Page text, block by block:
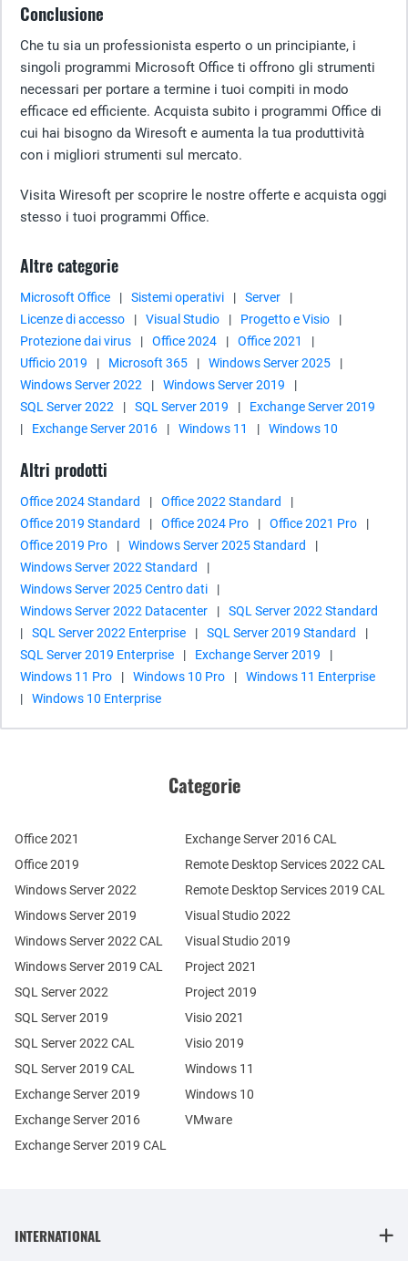
Conclusione
Che tu sia un professionista esperto o un principiante, i
singoli programmi Microsoft Office ti offrono gli strumenti
necessari per portare a termine i tuoi compiti in modo
efficace ed efficiente. Acquista subito i programmi Office di
cui hai bisogno da Wiresoft e aumenta la tua produttività
con i migliori strumenti sul mercato.
Visita Wiresoft per scoprire le nostre offerte e acquista oggi
stesso i tuoi programmi Office.
Altre categorie
Microsoft Office | Sistemi operativi | Server
|
Licenze di accesso
| Visual Studio | Progetto e Visio
|
Protezione dai virus
| Office 2024 | Office 2021
|
Ufficio 2019
| Microsoft 365 | Windows Server 2025
|
Windows Server 2022
| Windows Server 2019
|
SQL Server 2022
| SQL Server 2019 |
Exchange Server 2019
|
Exchange Server 2016 | Windows 11 | Windows 10
Altri prodotti
Office 2024 Standard | Office 2022 Standard
|
Office 2019 Standard
| Office 2024 Pro | Office 2021 Pro
|
Office 2019 Pro
| Windows Server 2025 Standard
|
Windows Server 2022 Standard
|
Windows Server 2025 Centro dati
|
Windows Server 2022 Datacenter
|
SQL Server 2022 Standard
|
SQL Server 2022 Enterprise | SQL Server 2019 Standard
|
SQL Server 2019 Enterprise
| Exchange Server 2019
|
Windows 11 Pro
| Windows 10 Pro |
Windows 11 Enterprise
|
Windows 10 Enterprise
Categorie
Office 2021
Office 2019
Windows Server 2022
Windows Server 2019
Exchange Server 2019
Exchange Server 2016
SQL Server 2022
SQL Server 2019
Windows Server 2022 CAL
Windows Server 2019 CAL
SQL Server 2022 CAL
SQL Server 2019 CAL
Remote Desktop Services 2022 CAL
Remote Desktop Services 2019 CAL
Exchange Server 2019 CAL
Exchange Server 2016 CAL
Visual Studio 2022
Visual Studio 2019
Project 2021
Project 2019
Visio 2021
Visio 2019
Windows 11
Windows 10
VMware
INTERNATIONAL